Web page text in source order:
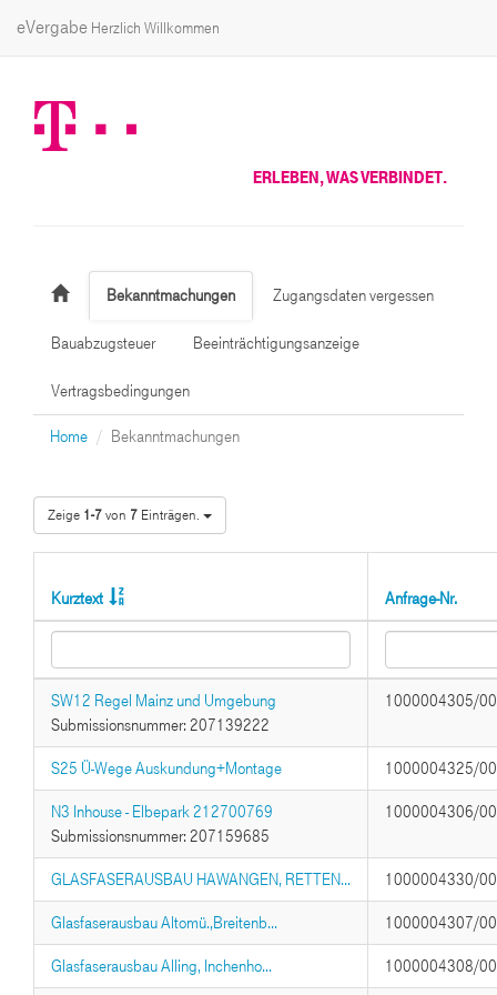
eVergabe Herzlich Willkommen
ERLEBEN, WAS VERBINDET.
Bekanntmachungen Zugangsdaten vergessen
Bauabzugsteuer Beeinträchtigungsanzeige
Vertragsbedingungen
Home Bekanntmachungen
Zeige 1-7von 7 Einträgen.
Kurztext Anfrage-Nr.
SW12 Regel Mainz und Umgebung
Submissionsnummer: 207139222
1000004305/
S25 Ü-Wege Auskundung+Montage 1000004325/
N3 Inhouse - Elbepark 212700769
Submissionsnummer: 207159685
1000004306/
GLASFASERAUSBAU HAWANGEN, RETTEN... 1000004330/
Glasfaserausbau Altomü.,Breitenb... 1000004307/
Glasfaserausbau Alling, Inchenho... 1000004308/